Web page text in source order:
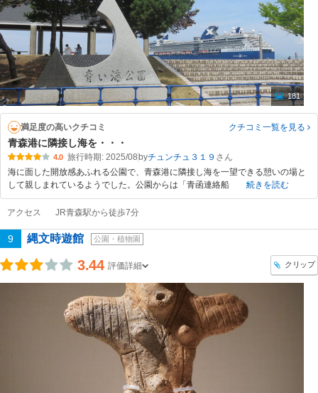
181
満足度の高いクチコミ クチコミ一覧を見る
青森港に隣接し海を・・・
4.0 旅行時期: 2025/08 byチュンチュ３１９
海に面した開放感あふれる公園で、青森港に隣接し海を一望できる憩いの場と
して親しまれているようでした。公園からは「青函連絡船
続きを読む
アクセス JR青森駅から徒歩7分
9 縄文時遊館 公園・植物園
3.44 評価詳細 クリップ